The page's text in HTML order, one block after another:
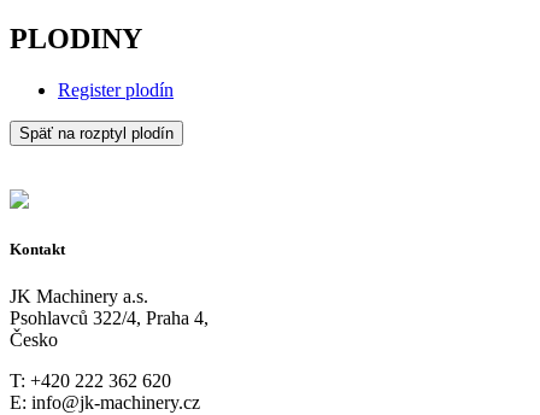
PLODINY
Register plodín
Späť na rozptyl plodín
Kontakt
JK Machinery a.s.
Psohlavců 322/4, Praha 4,
Česko
T: +420 222 362 620
E: info@jk-machinery.cz